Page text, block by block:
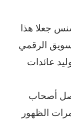
جعلا هذا
الرقمي
عائدات
أصحاب
الظهور